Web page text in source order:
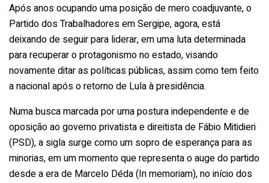
Após anos ocupando uma posição de mero coadjuvante, o
Partido dos Trabalhadores em Sergipe, agora, está
deixando de seguir para liderar, em uma luta determinada
para recuperar o protagonismo no estado, visando
novamente ditar as políticas públicas, assim como tem feito
a nacional após o retorno de Lula à presidência.
Numa busca marcada por uma postura independente e de
oposição ao governo privatista e direitista de Fábio Mitidieri
(PSD), a sigla surge como um sopro de esperança para as
minorias, em um momento que representa o auge do partido
desde a era de Marcelo Déda (In memoriam), no início dos